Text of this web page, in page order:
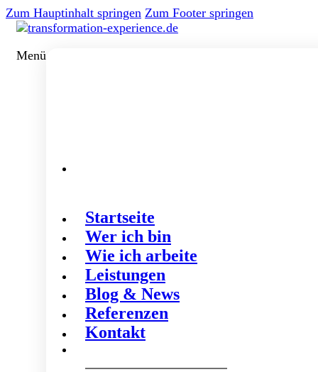
Zum Hauptinhalt springen Zum Footer springen
Menü
Startseite
Wer ich bin
Wie ich arbeite
Leistungen
Blog & News
Referenzen
Kontakt